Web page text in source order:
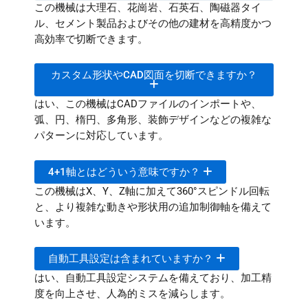
この機械は大理石、花崗岩、石英石、陶磁器タイ
ル、セメント製品およびその他の建材を高精度かつ
高効率で切断できます。
カスタム形状やCAD図面を切断できますか？
はい、この機械はCADファイルのインポートや、
弧、円、楕円、多角形、装飾デザインなどの複雑な
パターンに対応しています。
4+1軸とはどういう意味ですか？
この機械はX、Y、Z軸に加えて360°スピンドル回転
と、より複雑な動きや形状用の追加制御軸を備えて
います。
自動工具設定は含まれていますか？
はい、自動工具設定システムを備えており、加工精
度を向上させ、人為的ミスを減らします。